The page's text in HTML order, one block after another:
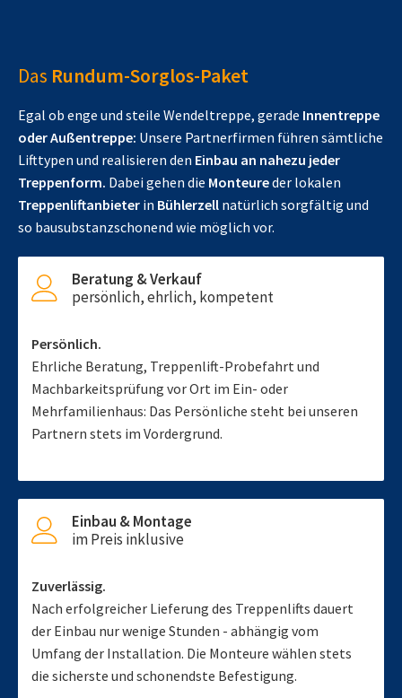
Das Rundum-Sorglos-Paket
Egal ob enge und steile Wendeltreppe, gerade Innentreppe
oder Außentreppe: Unsere Partnerfirmen führen sämtliche
Lifttypen und realisieren den Einbau an nahezu jeder
Treppenform. Dabei gehen die Monteureder lokalen
Treppenliftanbieter in Bühlerzell natürlich sorgfältig und
so bausubstanzschonend wie möglich vor.
Beratung & Verkauf
persönlich, ehrlich, kompetent
Persönlich.
Ehrliche Beratung, Treppenlift-Probefahrt und
Machbarkeitsprüfung vor Ort im Ein- oder
Mehrfamilienhaus: Das Persönliche steht bei unseren
Partnern stets im Vordergrund.
Einbau & Montage
im Preis inklusive
Zuverlässig.
Nach erfolgreicher Lieferung des Treppenlifts dauert
der Einbau nur wenige Stunden - abhängig vom
Umfang der Installation. Die Monteure wählen stets
die sicherste und schonendste Befestigung.